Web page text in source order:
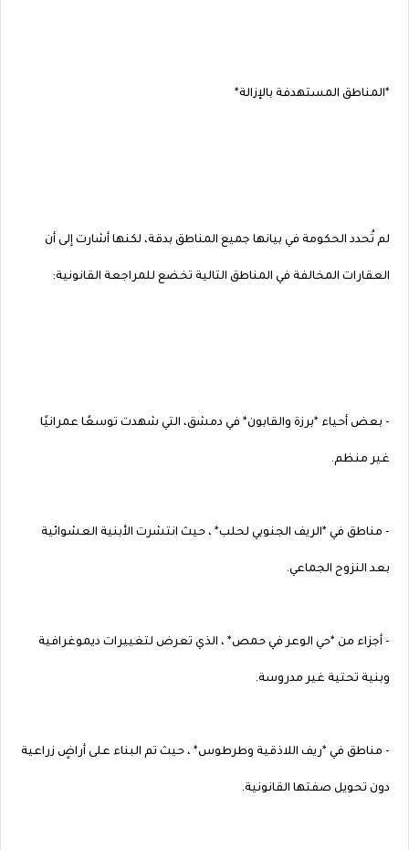
*المناطق المستهدفة بالإزالة*
لم تُحدد الحكومة في بيانها جميع المناطق بدقة، لكنها أشارت إلى أن
العقارات المخالفة في المناطق التالية تخضع للمراجعة القانونية:
- بعض أحياء *برزة والقابون* في دمشق، التي شهدت توسعًا عمرانيًا
غير منظم.
- مناطق في *الريف الجنوبي لحلب* ، حيث انتشرت الأبنية العشوائية
بعد النزوح الجماعي.
- أجزاء من *حي الوعر في حمص* ، الذي تعرض لتغييرات ديموغرافية
وبنية تحتية غير مدروسة.
- مناطق في *ريف اللاذقية وطرطوس* ، حيث تم البناء على أراضٍ زراعية
دون تحويل صفتها القانونية.